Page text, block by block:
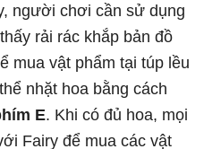
người chơi cần sử dụng
rải rác khắp bản đồ
mua vật phẩm tại túp lều
nhặt hoa bằng cách
E. Khi có đủ hoa, mọi
Fairy để mua các vật